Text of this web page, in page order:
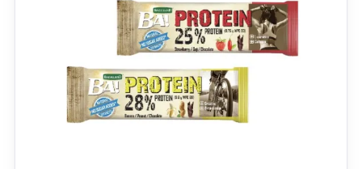
ซื้อที่ไหนจะหาได้ถูกใจเท่านี้”